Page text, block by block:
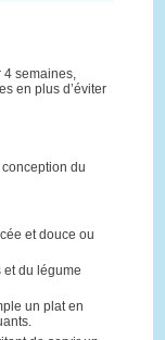
semaines,
en plus d’éviter
du
et douce ou
et du légume
un plat en